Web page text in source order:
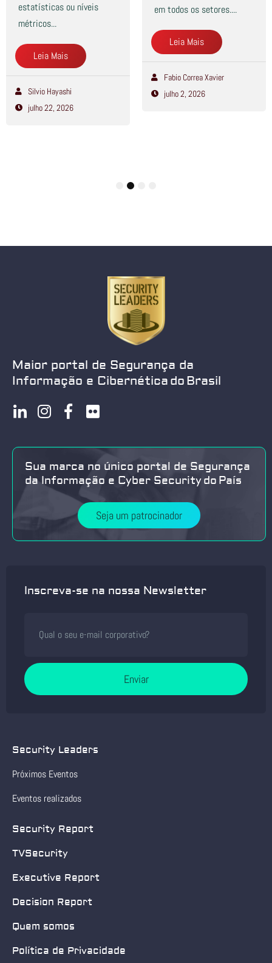
estatísticas ou níveis
métricos...
Leia Mais
Silvio Hayashi
julho 22, 2026
em todos os setores....
Leia Mais
Fabio Correa Xavier
julho 2, 2026
Maior portal de Segurança da
Informação e Cibernética do Brasil
Sua marca no único portal de Segurança
da Informação e Cyber Security do País
Seja um patrocinador
Inscreva-se na nossa Newsletter
Enviar
Security Leaders
Próximos Eventos
Eventos realizados
Security Report
TVSecurity
Executive Report
Decision Report
Quem somos
Política de Privacidade